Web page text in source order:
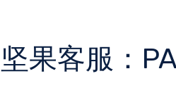
坚果客服：